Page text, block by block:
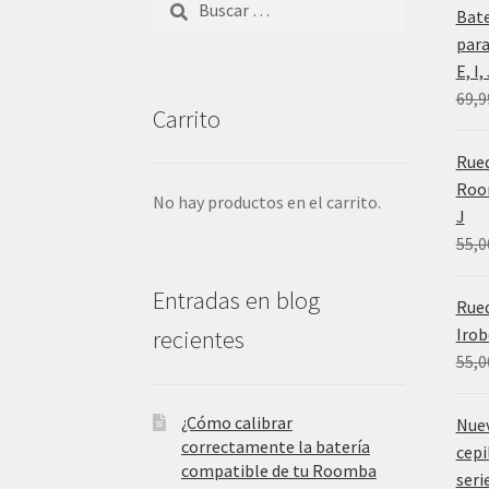
Carrito
No hay productos en el carrito.
Entradas en blog
recientes
¿Cómo calibrar
correctamente la batería
compatible de tu Roomba
E,
J